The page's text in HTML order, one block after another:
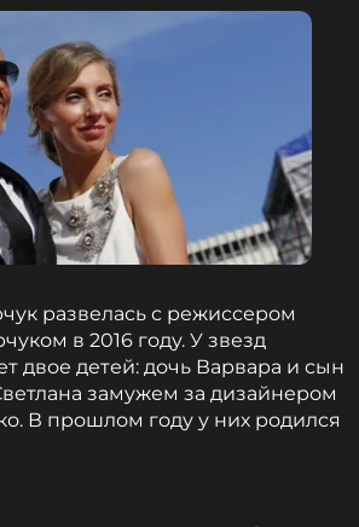
развелась с режиссером
в 2016 году. У звезд
двое детей: дочь Варвара и сын
замужем за дизайнером
В прошлом году у них родился